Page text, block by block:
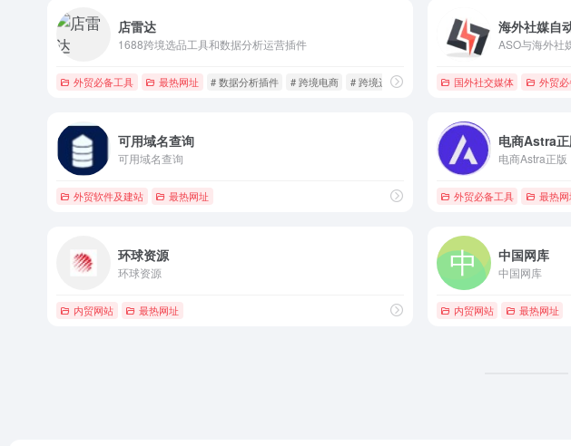
店雷达
1688跨境选品工具和数据分析运营插件
外贸必备工具 最热网址 # 数据分析插件 # 跨境电商 # 跨境运营
海外社媒自
ASO与海外社
国外社交媒体 外贸
可用域名查询
可用域名查询
外贸软件及建站 最热网址
电商Astra
电商Astra正版
外贸必备工具 最热网
环球资源
环球资源
内贸网站 最热网址
中国网库
中国网库
内贸网站 最热网址